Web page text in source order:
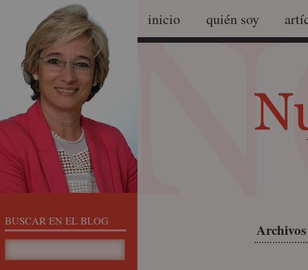
inicio quién soy
BUSCAR EN EL BLOG